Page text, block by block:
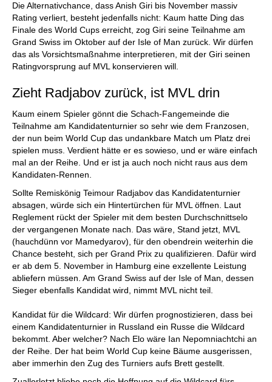
Die Alternativchance, dass Anish Giri bis November massiv
Rating verliert, besteht jedenfalls nicht: Kaum hatte Ding das
Finale des World Cups erreicht, zog Giri seine Teilnahme am
Grand Swiss im Oktober auf der Isle of Man zurück. Wir dürfen
das als Vorsichtsmaßnahme interpretieren, mit der Giri seinen
Ratingvorsprung auf MVL konservieren will.
Zieht Radjabov zurück, ist MVL drin
Kaum einem Spieler gönnt die Schach-Fangemeinde die
Teilnahme am Kandidatenturnier so sehr wie dem Franzosen,
der nun beim World Cup das undankbare Match um Platz drei
spielen muss. Verdient hätte er es sowieso, und er wäre einfach
mal an der Reihe. Und er ist ja auch noch nicht raus aus dem
Kandidaten-Rennen.
Sollte Remiskönig Teimour Radjabov das Kandidatenturnier
absagen, würde sich ein Hintertürchen für MVL öffnen. Laut
Reglement rückt der Spieler mit dem besten Durchschnittselo
der vergangenen Monate nach. Das wäre, Stand jetzt, MVL
(hauchdünn vor Mamedyarov), für den obendrein weiterhin die
Chance besteht, sich per Grand Prix zu qualifizieren. Dafür wird
er ab dem 5. November in Hamburg eine exzellente Leistung
abliefern müssen. Am Grand Swiss auf der Isle of Man, dessen
Sieger ebenfalls Kandidat wird, nimmt MVL nicht teil.
Kandidat für die Wildcard: Wir dürfen prognostizieren, dass bei
einem Kandidatenturnier in Russland ein Russe die Wildcard
bekommt. Aber welcher? Nach Elo wäre Ian Nepomniachtchi an
der Reihe. Der hat beim World Cup keine Bäume ausgerissen,
aber immerhin den Zug des Turniers aufs Brett gestellt.